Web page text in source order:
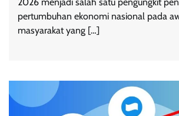
2026 menjadi salah satu pengungkit
pertumbuhan ekonomi nasional pada
masyarakat yang […]